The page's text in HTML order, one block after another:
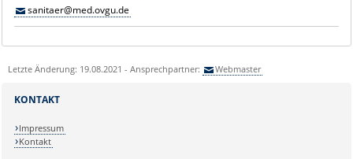
ÜBER UNS
sanitaer@med.ovgu.de
Letzte Änderung: 19.08.2021 - Ansprechpartner: Webmaster
KONTAKT
Impressum
Kontakt